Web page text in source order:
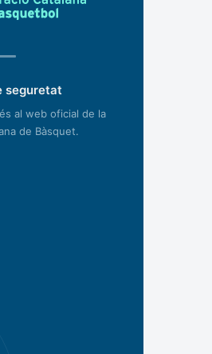
seguretat
al web oficial de la
de Bàsquet.